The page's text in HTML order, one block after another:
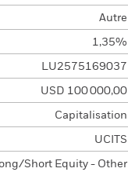
Autre
1,35%
LU2575169037
USD 100 000,00
Capitalisation
UCITS
Short Equity - Other